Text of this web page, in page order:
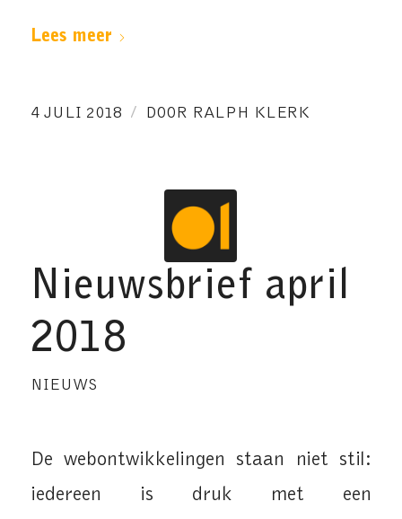
Lees meer
4 JULI 2018 / DOOR RALPH KLERK
Nieuwsbrief april
2018
NIEUWS
De webontwikkelingen staan niet stil:
iedereen is druk met een